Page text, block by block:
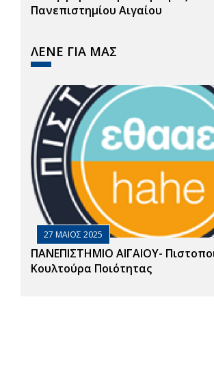
Πανεπιστημίου Αιγαίου
ΛΕΝΕ ΓΙΑ ΜΑΣ
27 ΜΑΙΟΣ 2025
ΠΑΝΕΠΙΣΤΗΜΙΟ ΑΙΓΑΙΟΥ-
Κουλτούρα Ποιότητας